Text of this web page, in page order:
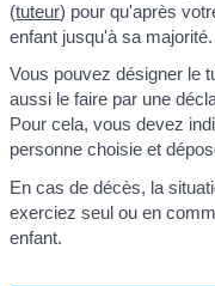
(tuteur) pour qu'après
enfant jusqu'à sa majorité.
Vous pouvez désigner le
aussi le faire par une
Pour cela, vous devez
personne choisie et
En cas de décès, la
exerciez seul ou en
enfant.